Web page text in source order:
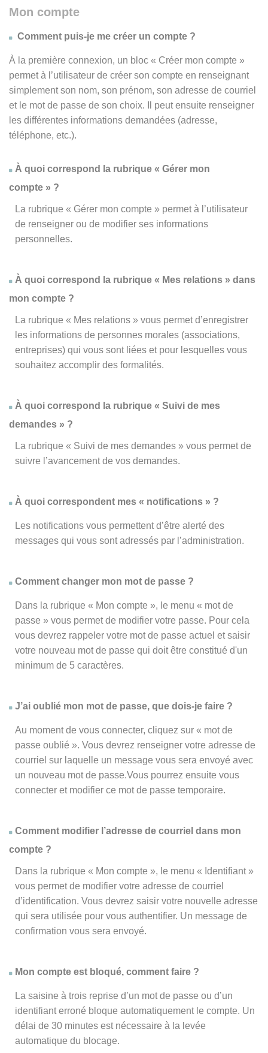
Mon compte
Comment puis-je me créer un compte ?
À la première connexion, un bloc « Créer mon compte »
permet à l’utilisateur de créer son compte en renseignant
simplement son nom, son prénom, son adresse de courriel
et le mot de passe de son choix. Il peut ensuite renseigner
les différentes informations demandées (adresse,
téléphone, etc.).
À quoi correspond la rubrique « Gérer mon
compte » ?
La rubrique « Gérer mon compte » permet à l’utilisateur
de renseigner ou de modifier ses informations
personnelles.
À quoi correspond la rubrique « Mes relations » dans
mon compte ?
La rubrique « Mes relations » vous permet d’enregistrer
les informations de personnes morales (associations,
entreprises) qui vous sont liées et pour lesquelles vous
souhaitez accomplir des formalités.
À quoi correspond la rubrique « Suivi de mes
demandes » ?
La rubrique « Suivi de mes demandes » vous permet de
suivre l’avancement de vos demandes.
À quoi correspondent mes « notifications » ?
Les notifications vous permettent d’être alerté des
messages qui vous sont adressés par l’administration.
Comment changer mon mot de passe ?
Dans la rubrique « Mon compte », le menu « mot de
passe » vous permet de modifier votre passe. Pour cela
vous devrez rappeler votre mot de passe actuel et saisir
votre nouveau mot de passe qui doit être constitué d'un
minimum de 5 caractères.
J’ai oublié mon mot de passe, que dois-je faire ?
Au moment de vous connecter, cliquez sur « mot de
passe oublié ». Vous devrez renseigner votre adresse de
courriel sur laquelle un message vous sera envoyé avec
un nouveau mot de passe.Vous pourrez ensuite vous
connecter et modifier ce mot de passe temporaire.
Comment modifier l’adresse de courriel dans mon
compte ?
Dans la rubrique « Mon compte », le menu « Identifiant »
vous permet de modifier votre adresse de courriel
d’identification. Vous devrez saisir votre nouvelle adresse
qui sera utilisée pour vous authentifier. Un message de
confirmation vous sera envoyé.
Mon compte est bloqué, comment faire ?
La saisine à trois reprise d’un mot de passe ou d’un
identifiant erroné bloque automatiquement le compte. Un
délai de 30 minutes est nécessaire à la levée
automatique du blocage.